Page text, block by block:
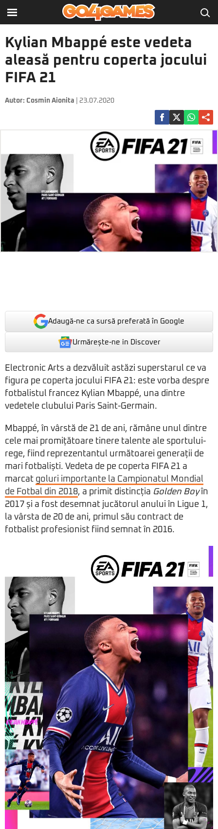
Kylian Mbappé este vedeta
aleasă pentru coperta jocului
FIFA 21
Autor: Cosmin Aionita | 23.07.2020
Adaugă-ne ca sursă preferată în Google
Urmărește-ne in Discover
Electronic Arts a dezvăluit astăzi superstarul ce va
figura pe coperta jocului FIFA 21: este vorba despre
fotbalistul francez Kylian Mbappé, una dintre
vedetele clubului Paris Saint-Germain.
Mbappé, în vârstă de 21 de ani, rămâne unul dintre
cele mai promițătoare tinere talente ale sportului-
rege, fiind reprezentantul următoarei generații de
mari fotbaliști. Vedeta de pe coperta FIFA 21 a
marcat goluri importante la Campionatul Mondial
de Fotbal din 2018, a primit distincția Golden Boyîn
2017 și a fost desemnat jucătorul anului în Ligue 1,
la vârsta de 20 de ani, primul său contract de
fotbalist profesionist fiind semnat în 2016.